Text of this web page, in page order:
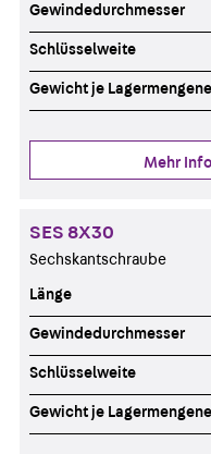
Gewindedurchmesser
Schlüsselweite
Gewicht je
Mehr
SES 8X30
Sechskantschraube
Länge
Gewindedurchmesser
Schlüsselweite
Gewicht je